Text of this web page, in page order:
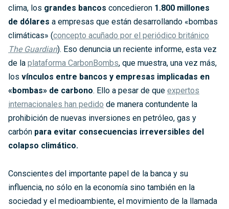
clima, los grandes bancos concedieron 1.800 millones
de dólares a empresas que están desarrollando «bombas
climáticas» (concepto acuñado por el periódico británico
The Guardian). Eso denuncia un reciente informe, esta vez
de la plataforma CarbonBombs, que muestra, una vez más,
los vínculos entre bancos y empresas implicadas en
«bombas» de carbono. Ello a pesar de que expertos
internacionales han pedido de manera contundente la
prohibición de nuevas inversiones en petróleo, gas y
carbón para evitar consecuencias irreversibles del
colapso climático.
Conscientes del importante papel de la banca y su
influencia, no sólo en la economía sino también en la
sociedad y el medioambiente, el movimiento de la llamada